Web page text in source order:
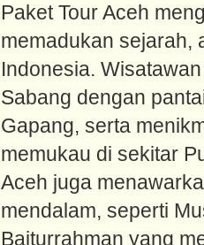
Paket Tour Aceh
memadukan sejarah,
Indonesia.
Sabang dengan
Gapang, serta
memukau di sekitar
Aceh juga
mendalam, seperti
Baiturrahman yang